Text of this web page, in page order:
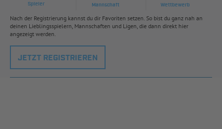
Spieler Mannschaft Wettbewerb
Nach der Registrierung kannst du dir Favoriten setzen. So bist du ganz nah an
deinen Lieblingsspielern, Mannschaften und Ligen, die dann direkt hier
angezeigt werden.
JETZT REGISTRIEREN